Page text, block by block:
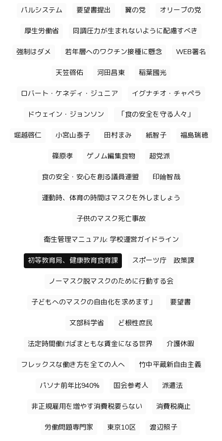
パルシステム 要望書提出 翼の党 オリーブの党
厚生労働省 同調圧力が生まれないように配慮すべき
強制はダメ 若年層へのワクチン接種に懸念 WEB署名
天笠啓佑 河田昌東 稲葉國光
ロバート・ケネディ・ジュニア イグナチオ・チャペラ
ドウェイン・ジョンソン 「食の安全を守る人々」
堀越啓仁 小宮山泰子 田村まみ 紙智子 福島瑞穂
篠原孝 ゲノム編集食物 超党派
食の安全・安心を創る議員連盟 印鑰智哉
運動時、体育の時間はマスクを外しましょう
子供のマスク死亡事故
衛生管理マニュアル: 学校運営ガイドライン
初等教育局、健康教育食育課 スポーツ庁 政策課
ノーマスク脱マスクのために行動する会
子どもへのマスクの自由化を求めます」 要望書
文部科学省 ど根性庶民
法定時間働けばまともな賃金になる世界 介護休暇
フレックスな働き方を全ての人へ 竹中平蔵新自由主義
パソナ前年比940% 国会参考人 派遣法
非正規雇用を増やす消費税要らない 消費税廃止
労働問題専門家 東京10区 渡辺照子